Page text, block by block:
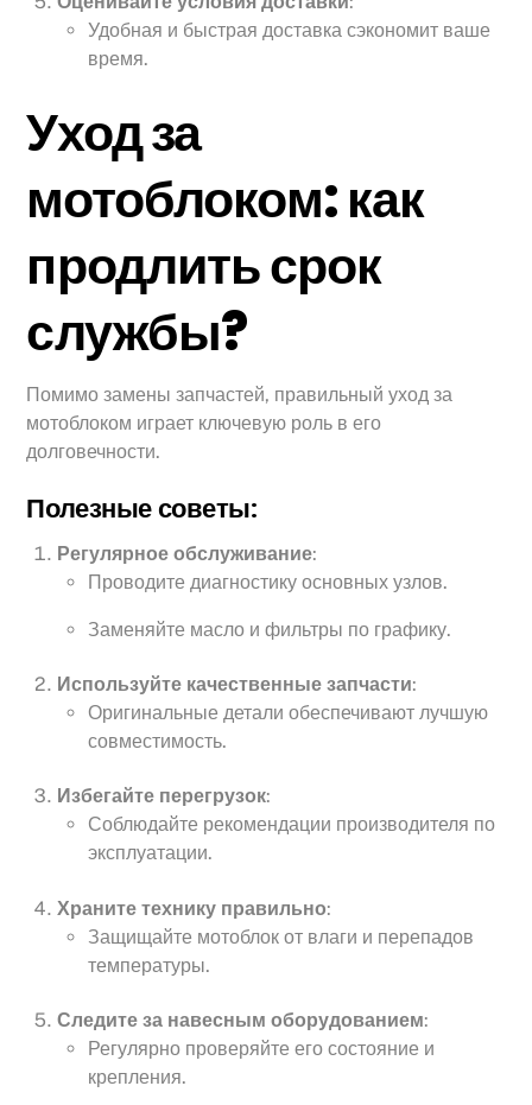
Удобная и быстрая доставка сэкономит ваше
время.
Уход за
мотоблоком: как
продлить срок
службы?
Помимо замены запчастей, правильный уход за
мотоблоком играет ключевую роль в его
долговечности.
Полезные советы:
Регулярное обслуживание:
Проводите диагностику основных узлов.
Заменяйте масло и фильтры по графику.
Используйте качественные запчасти:
Оригинальные детали обеспечивают лучшую
совместимость.
Избегайте перегрузок:
Соблюдайте рекомендации производителя по
эксплуатации.
Храните технику правильно:
Защищайте мотоблок от влаги и перепадов
температуры.
Следите за навесным оборудованием:
Регулярно проверяйте его состояние и
крепления.